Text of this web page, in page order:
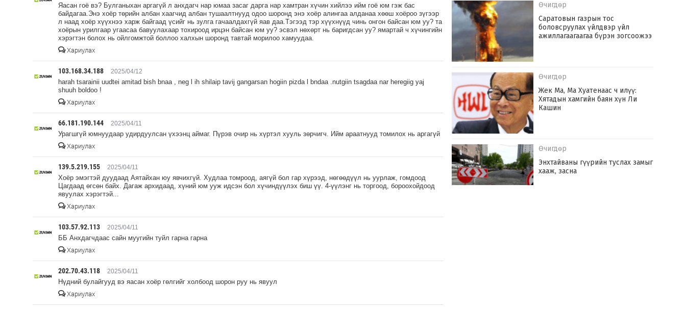
Яасан гоё вэ? Булганыхан аргагүй л анхдагч нар юмаа засаг дарга нар хамтран хүчин хийлээ ийм гоё юм гэж бас
байдагаа.Энэ хоёр төрийн албан хаагчид албан тушаалтнууд одоо шоронд энэ хоёр алингаа алданаа хөөш хоёроо зүгээр
л наад хоёр хүүхнээ харж байгаад үсийг нь зулга гачаалдахгүй яав даа.Тэгээд тэр хүүхнүүд чинь онгон байсан юм уу? та
хоёрын урилгаар угаасаа бавуулахаар тохироод ирцэн байсан юм уу? эсвэл нөхөрт нь баригдсан уу? ямартай ч хүчингийн
хэрэгтэн болох нь ойлгомжтой боллоо халхын шоронд тавтай морилоо хамуудаа.
Хариулах
103.168.34.188 2025/04/12
harah tsarainii uudtei amitad bish bnaa , neg l ih shilaip tavij gangarsan hogiin pizda l bndaa .nutgiin tsagdaa nar heregiig yaj
shuuh boldoo !
Хариулах
66.181.190.144 2025/04/11
Урагшгүй юмнуудаар удирдуулсан үхээнц аймаг. Пүрэв очир нь хүртэл хууль зөрчигч. Ийм араатнууд томилох нь аргагүй
Хариулах
139.5.219.155 2025/04/11
Хоёр эмэгтэй дуудаад Аятайхан юу явчихгүй. Худлаа томроод, аягүй бол гар хүрээд, нөгөөдүүл нь уурлаж, гомдоод
Цагдаад өгсөн байх. Дагаж архидаад, хүний юм ууж идсэн бол хүчиндүүлэх биш үү. 4-үүлэнг нь торгоод, бороохойдоод
явуулах хэрэгтэй...
Хариулах
103.57.92.113 2025/04/11
ББ Анхдагчдаас сайн муугийн туйл гарна гарна
Хариулах
202.70.43.118 2025/04/11
Нүдний булайгууд вэ яасан хоёр гөлгийг холбоод шорон руу нь явуул
Хариулах
Өчигдөр
Саратовын газрын тос
боловсруулах үйлдвэр үйл
ажиллагаагаагаа бүрэн зогсоожээ
Өчигдөр
Жек Ма, Ма Хуатенаас ч илүү:
Хятадын хамгийн баян хүн Ли
Кашин
Өчигдөр
Энхтайваны гүүрийн туслах замыг
хааж, засна